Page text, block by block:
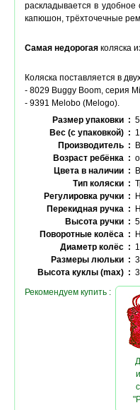
раскладывается в удобное
капюшон, трёхточечные
Самая недорогая коляска
Коляска поставляется в
- 8029 Buggy Boom, серия
- 9391 Melobo (Melogo).
Размер упаковки :
Вес (с упаковкой) :
Производитель :
Возраст ребёнка :
Цвета в наличии :
Тип коляски :
Регулировка ручки :
Перекидная ручка :
Высота ручки :
Поворотные колёса :
Диаметр колёс :
Размеры люльки :
Высота куклы (max) :
Рекомендуем купить :